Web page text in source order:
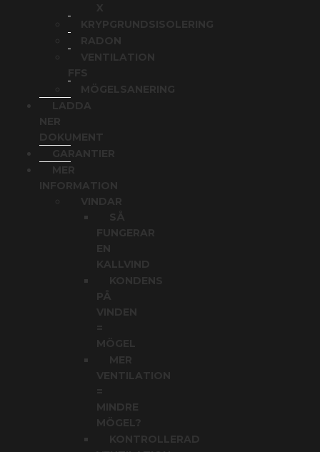
X
KRYPGRUNDSISOLERING
RADON
VENTILATION
MÖGELSANERING
LADDA
NER
DOKUMENT
GARANTIER
MER
INFORMATION
VINDAR
SÅ
FUNGERAR
KALLVIND
KONDENS
PÅ
VINDEN
MÖGEL
MER
VENTILATION
MINDRE
MÖGEL?
KONTROLLERAD